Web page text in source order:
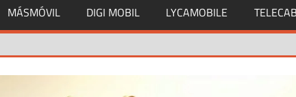
MÁSMÓVIL DIGI MOBIL LYCAMOBILE